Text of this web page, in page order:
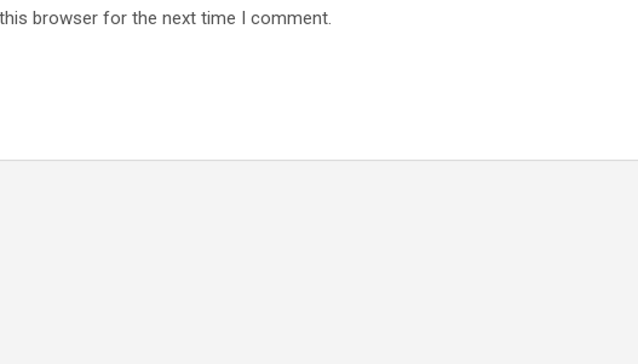
browser for the next time I comment.